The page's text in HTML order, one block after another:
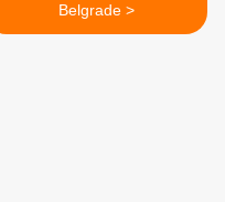
Belgrade >